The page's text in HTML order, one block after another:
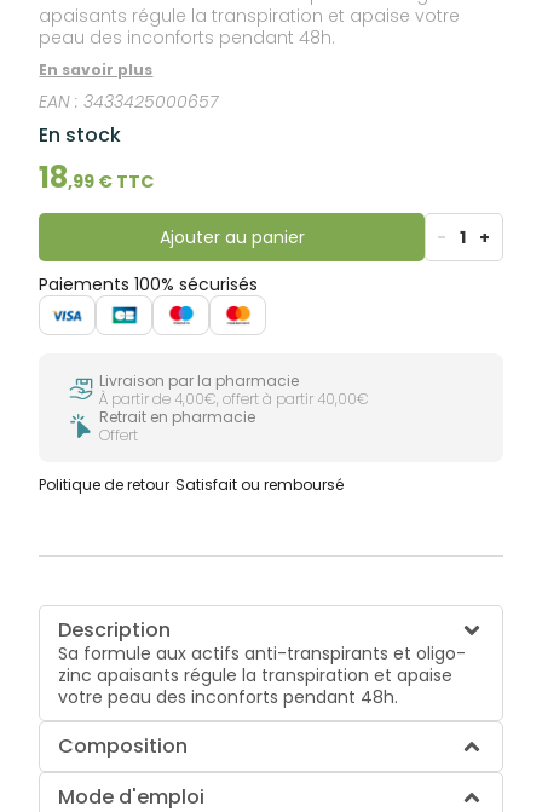
apaisants régule la transpiration et apaise votre
peau des inconforts pendant 48h.
En savoir plus
EAN :3433425000657
En stock
18,99 € TTC
Ajouter au panier - 1 +
Paiements 100% sécurisés
Livraison par la pharmacie
À partir de 4,00€, offert à partir 40,00€
Retrait en pharmacie
Offert
Politique de retour Satisfait ou remboursé
Description
Sa formule aux actifs anti-transpirants et oligo-
zinc apaisants régule la transpiration et apaise
votre peau des inconforts pendant 48h.
Composition
Mode d'emploi